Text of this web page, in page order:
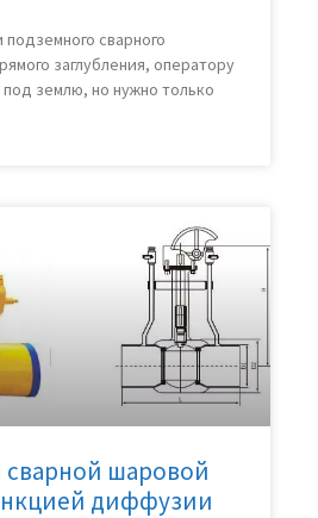
сварного
заглубления, оператору
землю, но нужно только
шаровой
диффузии